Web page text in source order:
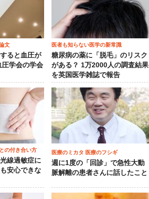
文
ると血圧が
学会の学会
医者も知らない医学の新常識
糖尿病の薬に「脱毛」のリスク
がある？ 1万2000人の調査結果
を英国医学雑誌で報告
の付き合い方
線過敏症に
安心できな
医療のミカタ 医療のフシギ
週に1度の「回診」で急性大動
脈解離の患者さんに話したこと